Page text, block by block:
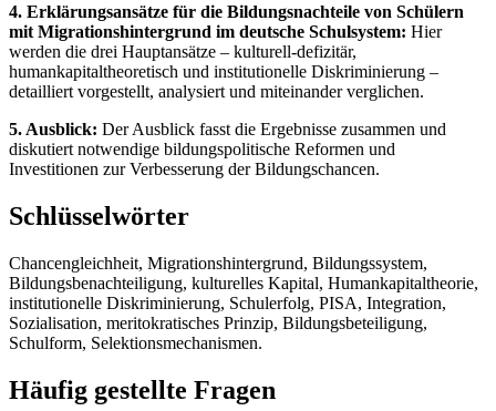
4. Erklärungsansätze für die Bildungsnachteile von Schülern
mit Migrationshintergrund im deutsche Schulsystem: Hier
werden die drei Hauptansätze – kulturell-defizitär,
humankapitaltheoretisch und institutionelle Diskriminierung –
detailliert vorgestellt, analysiert und miteinander verglichen.
5. Ausblick: Der Ausblick fasst die Ergebnisse zusammen und
diskutiert notwendige bildungspolitische Reformen und
Investitionen zur Verbesserung der Bildungschancen.
Schlüsselwörter
Chancengleichheit, Migrationshintergrund, Bildungssystem,
Bildungsbenachteiligung, kulturelles Kapital, Humankapitaltheorie,
institutionelle Diskriminierung, Schulerfolg, PISA, Integration,
Sozialisation, meritokratisches Prinzip, Bildungsbeteiligung,
Schulform, Selektionsmechanismen.
Häufig gestellte Fragen